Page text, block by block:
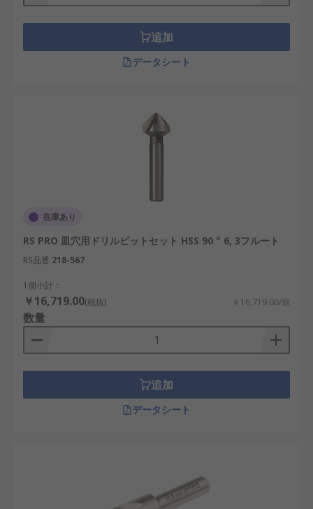
追加
データシート
在庫あり
RS PRO 皿穴用ドリルビットセット HSS 90 ° 6, 3フルート
RS品番 218-567
1個小計：
￥16,719.00(税抜) ￥16,719.00/個
数量
追加
データシート